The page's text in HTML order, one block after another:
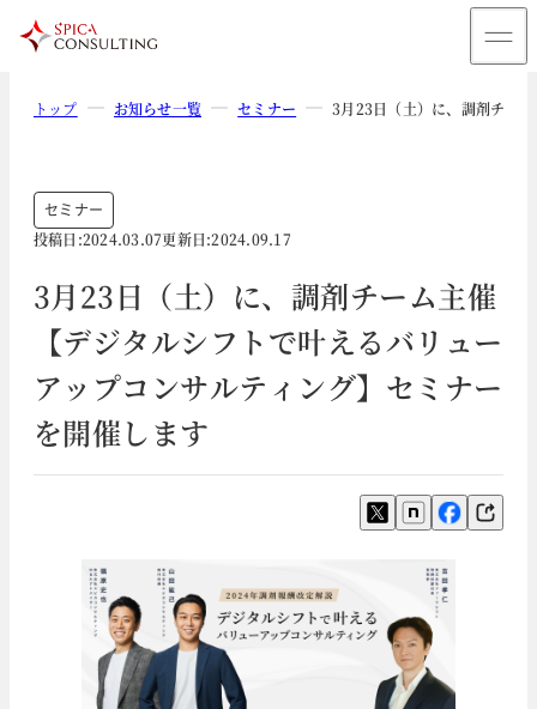
トップ お知らせ一覧 セミナー 3月23日（土）に、調剤チー
セミナー
投稿日:2024.03.07更新日:2024.09.17
3月23日（土）に、調剤チーム主催
【デジタルシフトで叶えるバリュー
アップコンサルティング】セミナー
を開催します